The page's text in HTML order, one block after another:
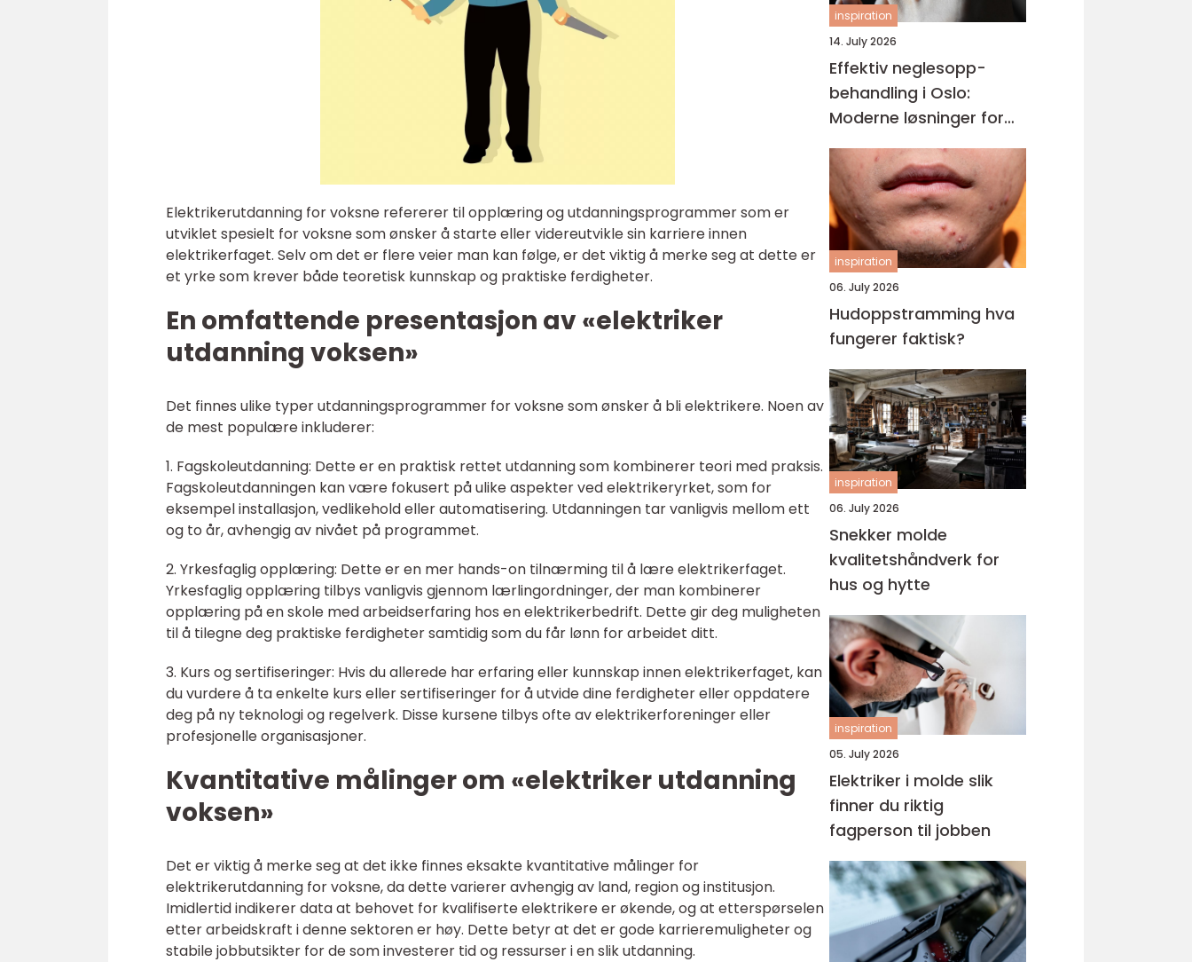
Elektrikerutdanning for voksne refererer til opplæring og utdanningsprogrammer som er
utviklet spesielt for voksne som ønsker å starte eller videreutvikle sin karriere innen
elektrikerfaget. Selv om det er flere veier man kan følge, er det viktig å merke seg at dette er
et yrke som krever både teoretisk kunnskap og praktiske ferdigheter.
En omfattende presentasjon av «elektriker
utdanning voksen»
Det finnes ulike typer utdanningsprogrammer for voksne som ønsker å bli elektrikere. Noen av
de mest populære inkluderer:
1. Fagskoleutdanning: Dette er en praktisk rettet utdanning som kombinerer teori med praksis.
Fagskoleutdanningen kan være fokusert på ulike aspekter ved elektrikeryrket, som for
eksempel installasjon, vedlikehold eller automatisering. Utdanningen tar vanligvis mellom ett
og to år, avhengig av nivået på programmet.
2. Yrkesfaglig opplæring: Dette er en mer hands-on tilnærming til å lære elektrikerfaget.
Yrkesfaglig opplæring tilbys vanligvis gjennom lærlingordninger, der man kombinerer
opplæring på en skole med arbeidserfaring hos en elektrikerbedrift. Dette gir deg muligheten
til å tilegne deg praktiske ferdigheter samtidig som du får lønn for arbeidet ditt.
3. Kurs og sertifiseringer: Hvis du allerede har erfaring eller kunnskap innen elektrikerfaget, kan
du vurdere å ta enkelte kurs eller sertifiseringer for å utvide dine ferdigheter eller oppdatere
deg på ny teknologi og regelverk. Disse kursene tilbys ofte av elektrikerforeninger eller
profesjonelle organisasjoner.
Kvantitative målinger om «elektriker utdanning
voksen»
Det er viktig å merke seg at det ikke finnes eksakte kvantitative målinger for
elektrikerutdanning for voksne, da dette varierer avhengig av land, region og institusjon.
Imidlertid indikerer data at behovet for kvalifiserte elektrikere er økende, og at etterspørselen
etter arbeidskraft i denne sektoren er høy. Dette betyr at det er gode karrieremuligheter og
stabile jobbutsikter for de som investerer tid og ressurser i en slik utdanning.
inspiration
14. July 2026
Effektiv neglesopp-
behandling i Oslo:
Moderne løsninger for
friske negler og varig
effekt
inspiration
06. July 2026
Hudoppstramming hva
fungerer faktisk?
inspiration
06. July 2026
Snekker molde
kvalitetshåndverk for
hus og hytte
inspiration
05. July 2026
Elektriker i molde slik
finner du riktig
fagperson til jobben